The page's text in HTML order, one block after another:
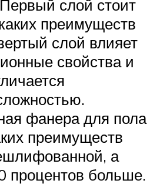
слой стоит
преимуществ
слой влияет
свойства и
фанера для пола
преимуществ
а
процентов больше.